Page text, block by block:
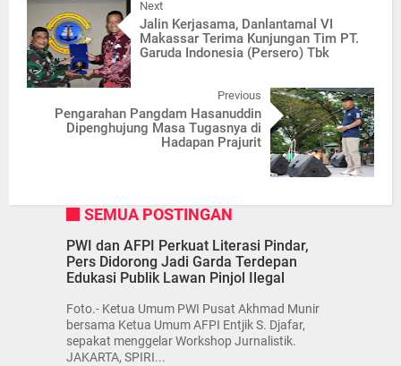
Next
Jalin Kerjasama, Danlantamal VI
Makassar Terima Kunjungan Tim PT.
Garuda Indonesia (Persero) Tbk
Previous
Pengarahan Pangdam Hasanuddin
Dipenghujung Masa Tugasnya di
Hadapan Prajurit
SEMUA POSTINGAN
PWI dan AFPI Perkuat Literasi Pindar,
Pers Didorong Jadi Garda Terdepan
Edukasi Publik Lawan Pinjol Ilegal
Foto.- Ketua Umum PWI Pusat Akhmad Munir
bersama Ketua Umum AFPI Entjik S. Djafar,
sepakat menggelar Workshop Jurnalistik.
JAKARTA, SPIRI...